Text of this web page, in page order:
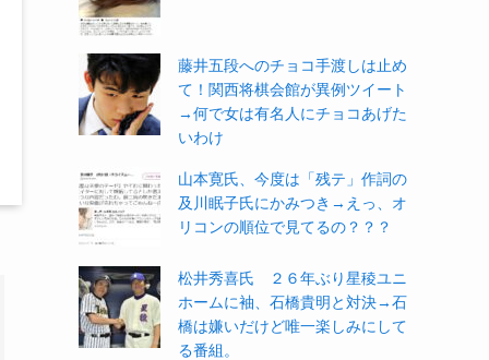
藤井五段へのチョコ手渡しは止め
て！関西将棋会館が異例ツイート
→何で女は有名人にチョコあげた
いわけ
山本寛氏、今度は「残テ」作詞の
及川眠子氏にかみつき→えっ、オ
リコンの順位で見てるの？？？
松井秀喜氏 ２６年ぶり星稜ユニ
ホームに袖、石橋貴明と対決→石
橋は嫌いだけど唯一楽しみにして
る番組。